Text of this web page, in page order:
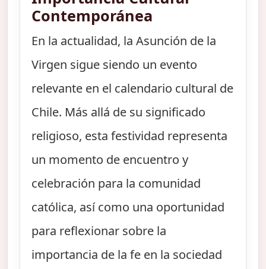
Contemporánea
En la actualidad, la Asunción de la
Virgen sigue siendo un evento
relevante en el calendario cultural de
Chile. Más allá de su significado
religioso, esta festividad representa
un momento de encuentro y
celebración para la comunidad
católica, así como una oportunidad
para reflexionar sobre la
importancia de la fe en la sociedad